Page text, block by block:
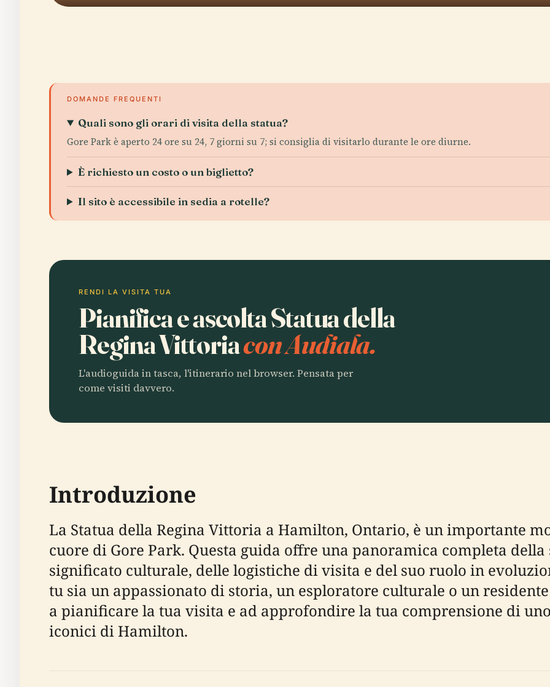
DOMANDE FREQUENTI
Quali sono gli orari di visita della statua?
Gore Park è aperto 24 ore su 24, 7 giorni su 7; si consiglia di visitarlo durante le ore diurne.
È richiesto un costo o un biglietto?
Il sito è accessibile in sedia a rotelle?
RENDI LA VISITA TUA
Pianifica e ascolta Statua della
Regina Vittoriacon Audiala.
L'audioguida in tasca, l'itinerario nel browser. Pensata per
come visiti davvero.
Introduzione
La Statua della Regina Vittoria a Hamilton, Ontario, è un importante
cuore di Gore Park. Questa guida offre una panoramica completa
significato culturale, delle logistiche di visita e del suo ruolo in
tu sia un appassionato di storia, un esploratore culturale o un
a pianificare la tua visita e ad approfondire la tua comprensione di
iconici di Hamilton.